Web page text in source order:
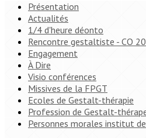
Présentation
Actualités
1/4 d'heure déonto
Rencontre gestaltiste - CO
Engagement
À Dire
Visio conférences
Missives de la FPGT
Ecoles de Gestalt-thérapie
Profession de Gestalt-
Personnes morales institut